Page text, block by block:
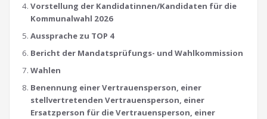
Vorstellung der Kandidatinnen/Kandidaten für die
Kommunalwahl 2026
Aussprache zu TOP 4
Bericht der Mandatsprüfungs- und Wahlkommission
Wahlen
Benennung einer Vertrauensperson, einer
stellvertretenden Vertrauensperson, einer
Ersatzperson für die Vertrauensperson, einer